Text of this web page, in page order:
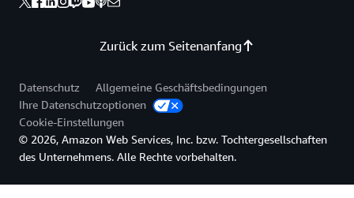
Zurück zum Seitenanfang
Datenschutz
Allgemeine Geschäftsbedingungen
Ihre Datenschutzoptionen
Cookie-Einstellungen
© 2026, Amazon Web Services, Inc. bzw. Tochtergesellschaften
des Unternehmens. Alle Rechte vorbehalten.